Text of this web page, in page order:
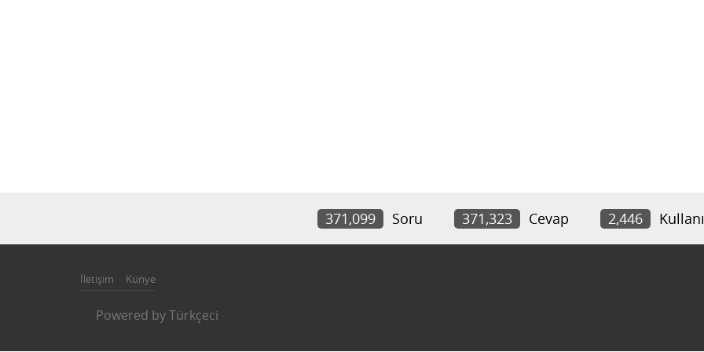
371,099 Soru 371,323 Cevap 2,446
İletişim Künye
Powered byTürkçeci